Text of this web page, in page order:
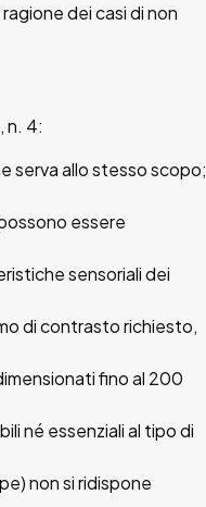
dei casi di non
n. 4:
serva allo stesso scopo;
essere
sensoriali dei
di contrasto richiesto,
fino al 200
né essenziali al tipo di
non si ridispone